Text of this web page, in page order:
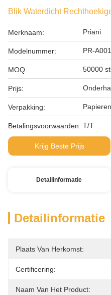
Blik Waterdicht
Merknaam: Priani
Modelnummer: PR-
MOQ: 50000
Prijs:
Verpakking:
Betalingsvoorwaarden: T/T
Krijg Beste Prijs
Detailinformatie
Detailinformatie
Plaats Van Herkomst:
Certificering:
Naam Van Het Product: